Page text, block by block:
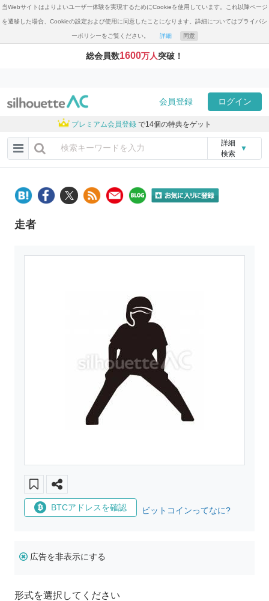
当Webサイトはよりよいユーザー体験を実現するためにCookieを使用しています。これ以降ページ
を遷移した場合、Cookieの設定および使用に同意したことになります。詳細についてはプライバシ
ーポリシーをご覧ください。 詳細 同意
総会員数1600万人突破！
会員登録 ログイン
プレミアム会員登録 で14個の特典をゲット
詳細
検索
▼
走者
BTCアドレスを確認 ビットコインってなに?
広告を非表示にする
形式を選択してください